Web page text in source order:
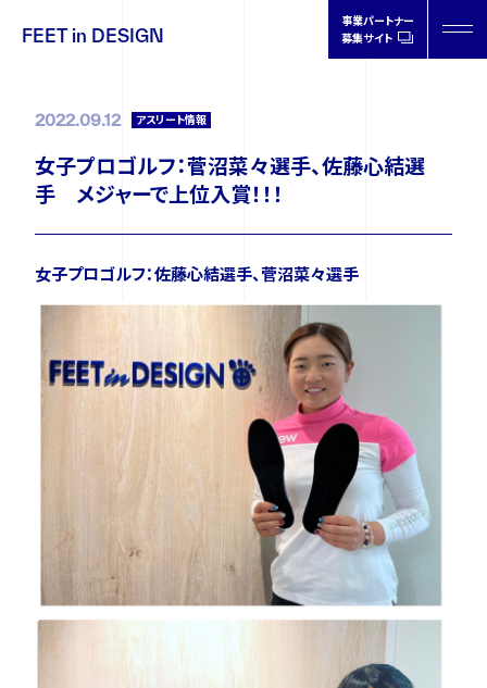
FEET in DESIGN
事業パートナー
募集サイト
DESIGN
製品情報
オーソティクスについて
ニュース
2022.09.12 アスリート情報
女子プロゴルフ：菅沼菜々選手、佐藤心結選
手 メジャーで上位入賞！！！
女子プロゴルフ：佐藤心結選手、菅沼菜々選手